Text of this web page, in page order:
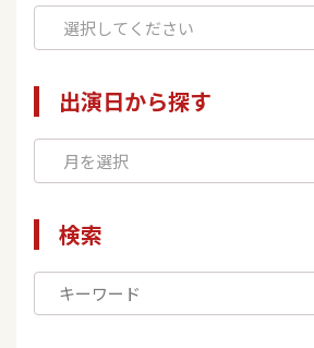
出演日から探す
検索